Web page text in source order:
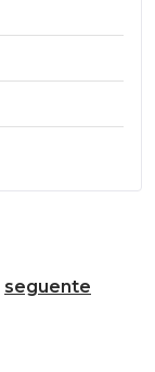
seguente